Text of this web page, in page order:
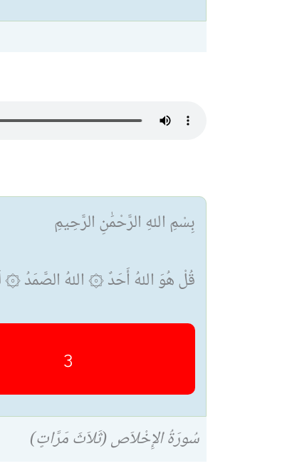
بِسْمِ اللهِ الرَّحْمَٰنِ الرَّحِيمِ
قُلْ هُوَ اللهُ أَحَدٌ ۞ اللهُ الصَّمَدُ ۞
3
سُورَةُ الإِخْلاَص (ثَلاَثَ مَرَّاتٍ)